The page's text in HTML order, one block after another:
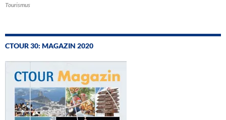
Tourismus
CTOUR 30: MAGAZIN 2020